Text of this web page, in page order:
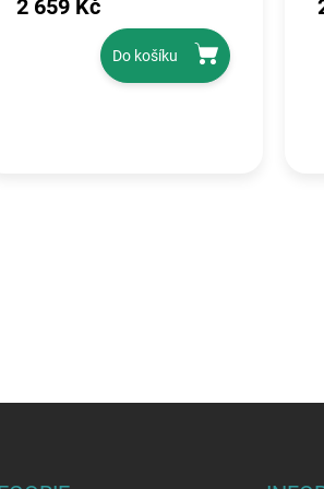
2 659 Kč
Do košíku